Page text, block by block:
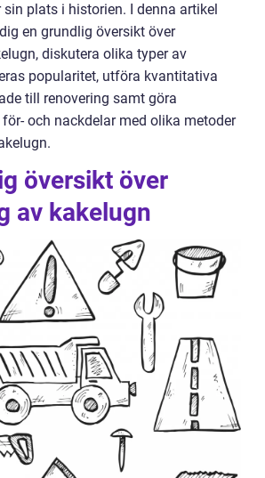
plats i historien. I denna artikel
en grundlig översikt över
diskutera olika typer av
popularitet, utföra kvantitativa
till renovering samt göra
och nackdelar med olika metoder
översikt över
av kakelugn